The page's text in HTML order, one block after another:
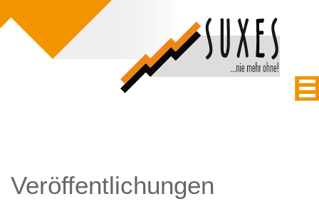
Veröffentlichungen